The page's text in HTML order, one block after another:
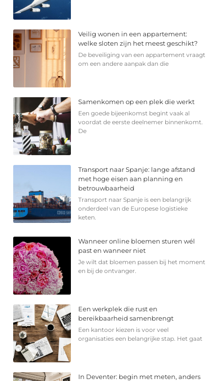
Veilig wonen in een appartement:
welke sloten zijn het meest geschikt?
De beveiliging van een appartement vraagt
om een andere aanpak dan die
Samenkomen op een plek die werkt
Een goede bijeenkomst begint vaak al
voordat de eerste deelnemer binnenkomt.
De
Transport naar Spanje: lange afstand
met hoge eisen aan planning en
betrouwbaarheid
Transport naar Spanje is een belangrijk
onderdeel van de Europese logistieke
keten.
Wanneer online bloemen sturen wél
past en wanneer niet
Je wilt dat bloemen passen bij het moment
en bij de ontvanger.
Een werkplek die rust en
bereikbaarheid samenbrengt
Een kantoor kiezen is voor veel
organisaties een belangrijke stap. Het gaat
In Deventer: begin met meten, anders